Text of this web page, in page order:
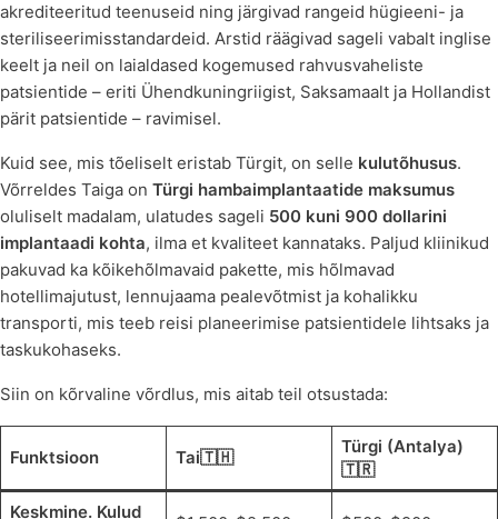
akrediteeritud teenuseid ning järgivad rangeid hügieeni- ja
steriliseerimisstandardeid. Arstid räägivad sageli vabalt inglise
keelt ja neil on laialdased kogemused rahvusvaheliste
patsientide – eriti Ühendkuningriigist, Saksamaalt ja Hollandist
pärit patsientide – ravimisel.
Kuid see, mis tõeliselt eristab Türgit, on selle kulutõhusus.
Võrreldes Taiga on Türgi hambaimplantaatide maksumus
oluliselt madalam, ulatudes sageli 500 kuni 900 dollarini
implantaadi kohta, ilma et kvaliteet kannataks. Paljud kliinikud
pakuvad ka kõikehõlmavaid pakette, mis hõlmavad
hotellimajutust, lennujaama pealevõtmist ja kohalikku
transporti, mis teeb reisi planeerimise patsientidele lihtsaks ja
taskukohaseks.
Siin on kõrvaline võrdlus, mis aitab teil otsustada:
Funktsioon Tai🇹🇭
Türgi (Antalya)
🇹🇷
Keskmine. Kulud